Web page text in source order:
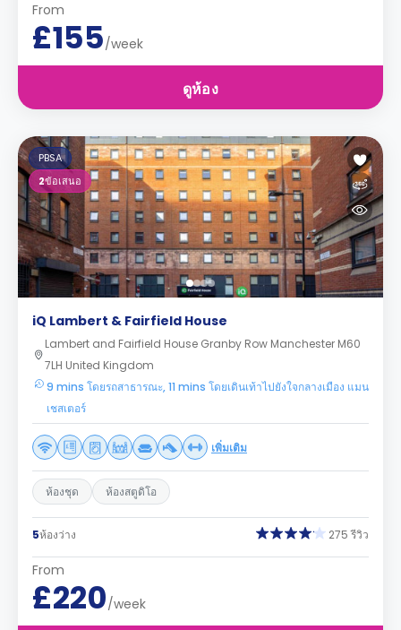
From
£155/week
ดูห้อง
PBSA
2ข้อเสนอ
iQ Lambert & Fairfield House
Lambert and Fairfield House Granby Row Manchester M60
7LH United Kingdom
9 mins โดยรถสาธารณะ, 11 mins โดยเดินเท้าไปยังใจกลางเมือง แมน
เชสเตอร์
เพิ่มเติม
ห้องชุด ห้องสตูดิโอ
5ห้องว่าง 275 รีวิว
From
£220/week